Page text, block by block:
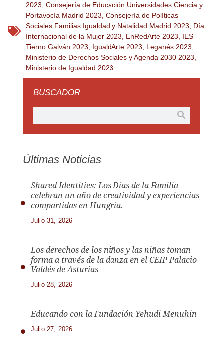
2023 Consejería de Educación Universidades Ciencia y
Portavocía Madrid 2023 Consejería de Políticas
Sociales Familias Igualdad y Natalidad Madrid 2023
Día
Internacional de la Mujer 2023
EnRedArte 2023
IES
Tierno Galván 2023
IgualdArte 2023 Leganés 2023
Ministerio de Derechos Sociales y Agenda 2030 2023
Ministerio de Igualdad 2023
BUSCADOR
Últimas Noticias
Shared Identities: Los Días de la Familia
celebran un año de creatividad y experiencias
compartidas en Hungría.
Julio 31, 2026
Los derechos de los niños y las niñas toman
forma a través de la danza en el CEIP Palacio
Valdés de Asturias
Julio 28, 2026
Educando con la Fundación Yehudi Menuhin
Julio 27, 2026